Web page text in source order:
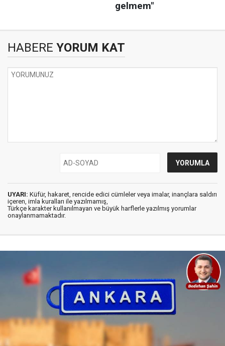
HABERE YORUM KAT
UYARI: Küfür, hakaret, rencide edici cümleler veya imalar, inançlara saldırı
içeren, imla kuralları ile yazılmamış,
Türkçe karakter kullanılmayan ve büyük harflerle yazılmış yorumlar
onaylanmamaktadır.